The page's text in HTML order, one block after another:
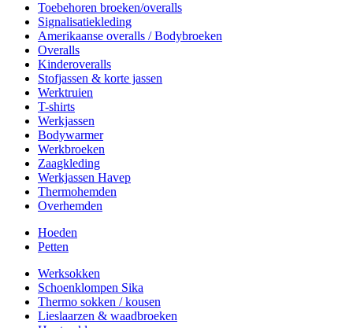
Toebehoren broeken/overalls
Signalisatiekleding
Amerikaanse overalls / Bodybroeken
Overalls
Kinderoveralls
Stofjassen & korte jassen
Werktruien
T-shirts
Werkjassen
Bodywarmer
Werkbroeken
Zaagkleding
Werkjassen Havep
Thermohemden
Overhemden
Hoeden
Petten
Werksokken
Schoenklompen Sika
Thermo sokken / kousen
Lieslaarzen & waadbroeken